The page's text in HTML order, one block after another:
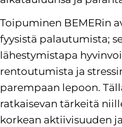
Toipuminen BEMERin
fyysistä palautumista;
lähestymistapa
rentoutumista ja
parempaan lepoon.
ratkaisevan tärkeitä
korkean aktiivisuuden